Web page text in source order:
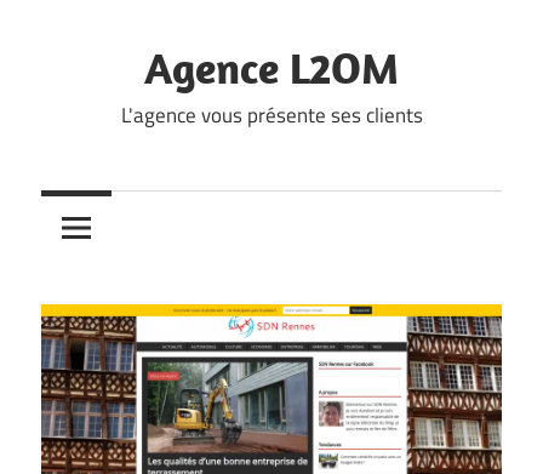
Agence L2OM
L'agence vous présente ses clients